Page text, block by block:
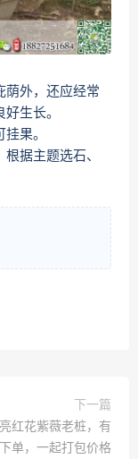
荫外，还应经常
生长。
果。
据主题选石、
下一篇
红花紫薇老桩，有
单，一起打包价格